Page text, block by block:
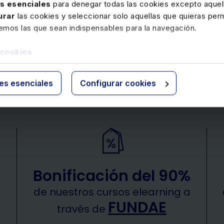
esenciales para denegar todas las cookies excepto
las cookies y seleccionar solo aquellas que quieras
las que sean indispensables para la navegación.
esenciales Configurar cookies
Mercedes Rodríguez Paredes
Cristina Aragón Gómez
Cristina Aragón Gómez
3 4 5 6 7
Bonificación del 90%
de nuestros cursos elearning a
través de FUNDAE